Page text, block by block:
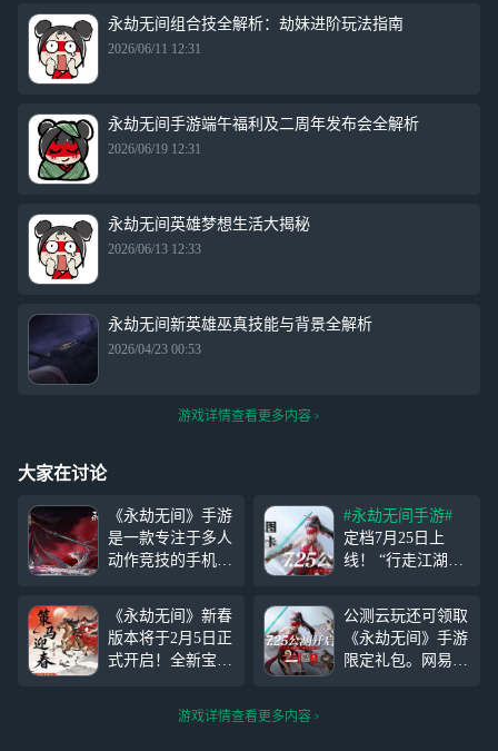
永劫无间组合技全解析：劫妹进阶玩法指南
2026/06/11 12:31
永劫无间手游端午福利及二周年发布会全解析
2026/06/19 12:31
永劫无间英雄梦想生活大揭秘
2026/06/13 12:33
永劫无间新英雄巫真技能与背景全解析
2026/04/23 00:53
游戏详情查看更多内容
大家在讨论
《永劫无间》手游
是一款专注于多人
动作竞技的手机游
上线以来已经在全
球范围内引起了轰
动，打破了国产买
断制游戏的销量纪
《永劫无间》手游
#永劫无间手游#
定档7月25日上
线！ “行走江湖，
竞技，只此一家！
永劫无间手游7月2
5日即将正式公
测！ 云云为各位
《永劫无间》新春
版本将于2月5日正
式开启！全新宝莲
套免费外观、合成
大劫宝小游戏等海
公测云玩还可领取
《永劫无间》手游
限定礼包。网易云
游戏详情查看更多内容